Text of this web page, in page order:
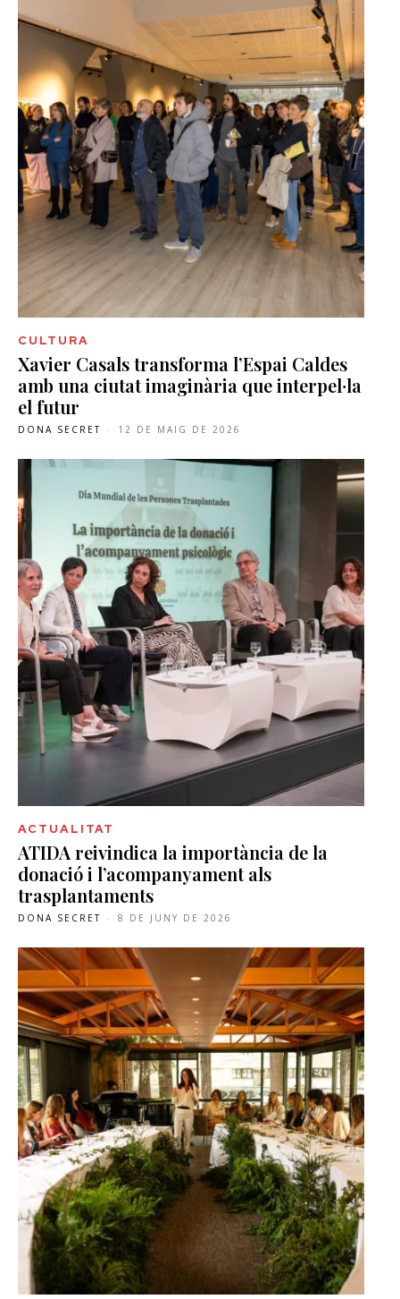
CULTURA
Xavier Casals transforma l’Espai Caldes
amb una ciutat imaginària que interpel·la
el futur
DONA SECRET - 12 DE MAIG DE 2026
ACTUALITAT
ATIDA reivindica la importància de la
donació i l’acompanyament als
trasplantaments
DONA SECRET - 8 DE JUNY DE 2026